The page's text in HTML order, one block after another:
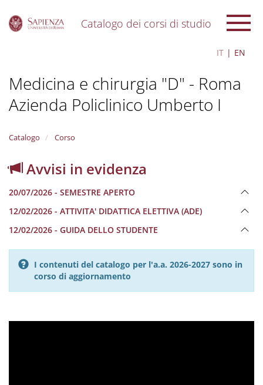
Catalogo dei corsi di studio
IT EN
Medicina e chirurgia "D" - Roma
Azienda Policlinico Umberto I
Catalogo Corso
Avvisi in evidenza
20/07/2026 - SEMESTRE APERTO
12/02/2026 - ATTIVITA' DIDATTICA ELETTIVA (ADE)
12/02/2026 - GUIDA DELLO STUDENTE
I contenuti del catalogo per l'a.a. 2026-2027 sono in
corso di aggiornamento